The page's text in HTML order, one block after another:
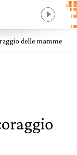
delle mamme